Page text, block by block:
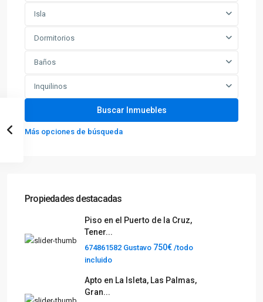
Isla
Dormitorios
Baños
Inquilinos
Más opciones de búsqueda
Propiedades destacadas
Piso en el Puerto de la Cruz,
Tener...
674861582 Gustavo 750€ /todo
incluido
Apto en La Isleta, Las Palmas,
Gran...